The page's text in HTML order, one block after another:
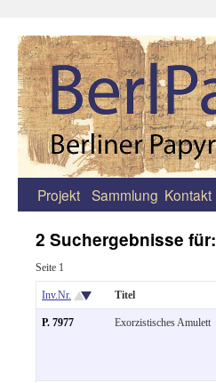
Zum
springen
Projekt Sammlung Kontakt
2 Suchergebnisse für:
Seite 1
Inv.Nr. Titel
P. 7977 Exorzistisches Amulett